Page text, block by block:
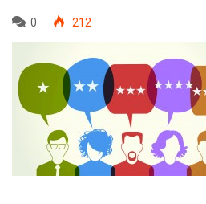
0 212